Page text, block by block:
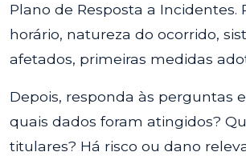
Plano de Resposta a Incidentes.
horário, natureza do ocorrido,
afetados, primeiras medidas
Depois, responda às perguntas
quais dados foram atingidos?
titulares? Há risco ou dano